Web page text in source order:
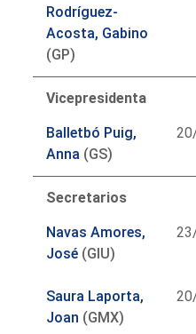
Rodríguez-
Acosta, Gabino
(GP)
Vicepresidenta
Balletbó Puig,
Anna (GS)
Secretarios
Navas Amores,
José (GIU)
Saura Laporta,
Joan (GMX)